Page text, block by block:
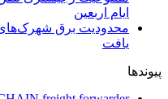
ایام اربعین
محدودیت برق
یافت
پیوندها